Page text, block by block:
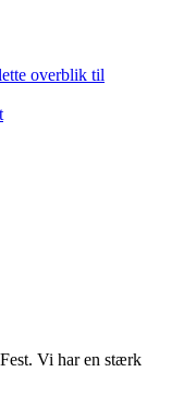
overblik til
Vi har en stærk